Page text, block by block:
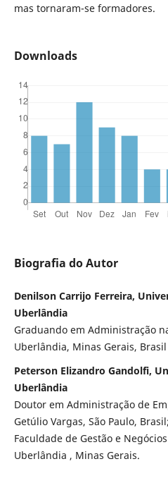
mas tornaram-se formadores.
Downloads
Biografia do Autor
Denilson Carrijo Ferreira,
Uberlândia
Graduando em Administração
Uberlândia, Minas Gerais, Brasil
Peterson Elizandro Gandolfi,
Uberlândia
Doutor em Administração de
Getúlio Vargas, São Paulo,
Faculdade de Gestão e
Uberlândia , Minas Gerais.